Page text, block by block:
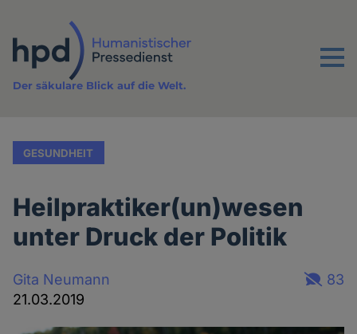
Inhalt
Menu
Der säkulare Blick auf die Welt.
GESUNDHEIT
Heilpraktiker(un)wesen
unter Druck der Politik
Gita Neumann
21.03.2019
83